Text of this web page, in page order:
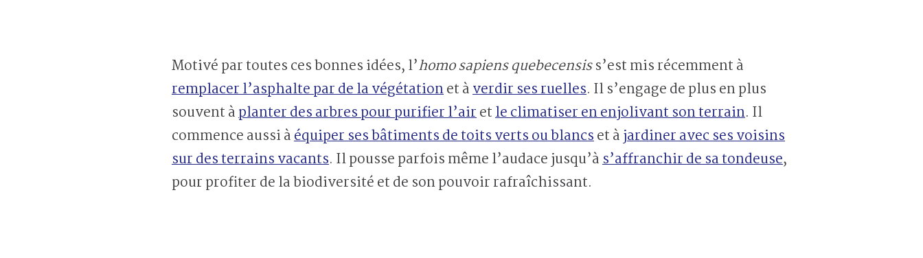
Motivé par toutes ces bonnes idées, l’homo sapiens quebecensiss’est mis récemment à
remplacer l’asphalte par de la végétationet àverdir ses ruelles. Il s’engage de plus en plus
souvent àplanter des arbres pour purifier l’airetle climatiser en enjolivant son terrain. Il
commence aussi àéquiper ses bâtiments de toits verts ou blancset àjardiner avec ses voisins
sur des terrains vacants. Il pousse parfois même l’audace jusqu’às’affranchir de sa tondeuse,
pour profiter de la biodiversité et de son pouvoir rafraîchissant.